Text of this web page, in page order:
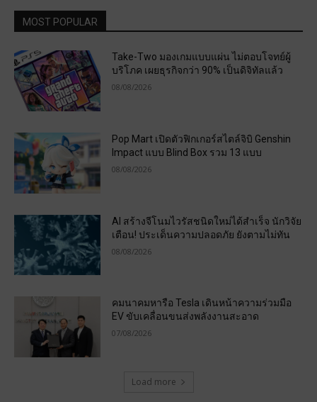
MOST POPULAR
Take-Two มองเกมแบบแผ่น ไม่ตอบโจทย์ผู้
บริโภค เผยธุรกิจกว่า 90% เป็นดิจิทัลแล้ว
08/08/2026
Pop Mart เปิดตัวฟิกเกอร์สไตล์จิบิ Genshin
Impact แบบ Blind Box รวม 13 แบบ
08/08/2026
AI สร้างจีโนมไวรัสชนิดใหม่ได้สำเร็จ นักวิจัย
เตือน! ประเด็นความปลอดภัย ยังตามไม่ทัน
08/08/2026
คมนาคมหารือ Tesla เดินหน้าความร่วมมือ
EV ขับเคลื่อนขนส่งพลังงานสะอาด
07/08/2026
Load more